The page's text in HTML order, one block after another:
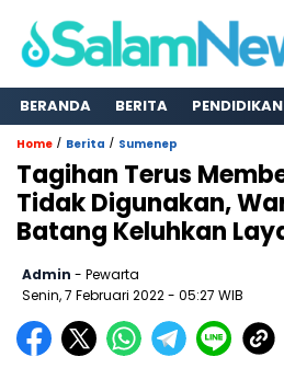
BERANDA BERITA PENDIDIKAN
Home / Berita / Sumenep
Tagihan Terus
Tidak Digunakan,
Batang Keluhkan
Admin - Pewarta
Senin, 7 Februari 2022- 05:27 WIB